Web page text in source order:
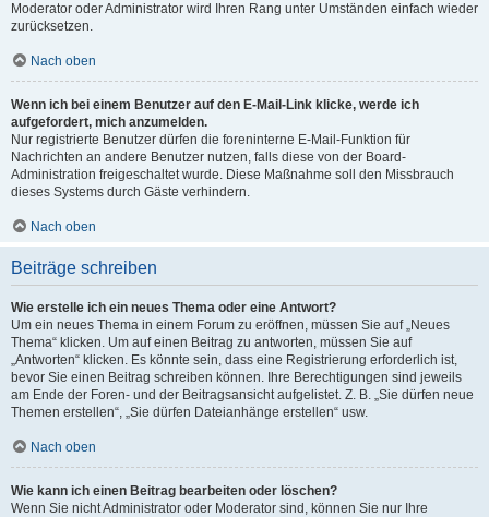
Moderator oder Administrator wird Ihren Rang unter Umständen einfach wieder
zurücksetzen.
Nach oben
Wenn ich bei einem Benutzer auf den E-Mail-Link klicke, werde ich
aufgefordert, mich anzumelden.
Nur registrierte Benutzer dürfen die foreninterne E-Mail-Funktion für
Nachrichten an andere Benutzer nutzen, falls diese von der Board-
Administration freigeschaltet wurde. Diese Maßnahme soll den Missbrauch
dieses Systems durch Gäste verhindern.
Nach oben
Beiträge schreiben
Wie erstelle ich ein neues Thema oder eine Antwort?
Um ein neues Thema in einem Forum zu eröffnen, müssen Sie auf „Neues
Thema“ klicken. Um auf einen Beitrag zu antworten, müssen Sie auf
„Antworten“ klicken. Es könnte sein, dass eine Registrierung erforderlich ist,
bevor Sie einen Beitrag schreiben können. Ihre Berechtigungen sind jeweils
am Ende der Foren- und der Beitragsansicht aufgelistet. Z. B. „Sie dürfen neue
Themen erstellen“, „Sie dürfen Dateianhänge erstellen“ usw.
Nach oben
Wie kann ich einen Beitrag bearbeiten oder löschen?
Wenn Sie nicht Administrator oder Moderator sind, können Sie nur Ihre